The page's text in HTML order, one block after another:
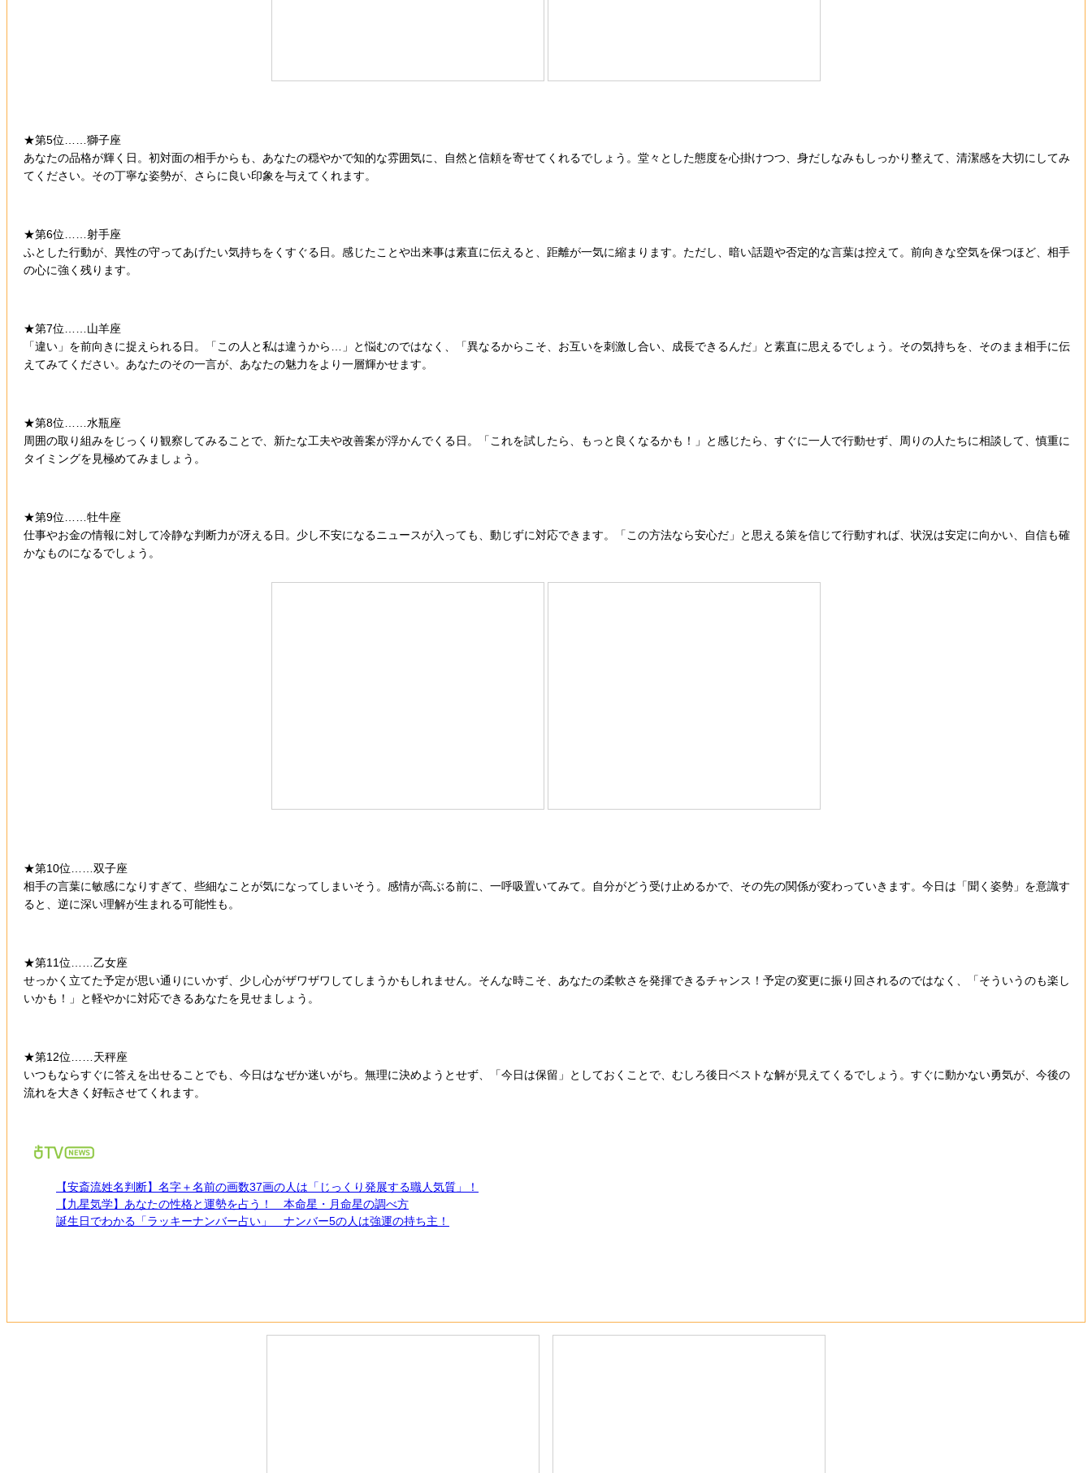
★第5位……獅子座
あなたの品格が輝く日。初対面の相手からも、あなたの穏やかで知的な雰囲気に、自然と信頼を寄せてくれるでしょう。堂々とした態度を心掛けつつ、身だしなみもしっかり整えて、清潔感を大切にしてみ
てください。その丁寧な姿勢が、さらに良い印象を与えてくれます。
★第6位……射手座
ふとした行動が、異性の守ってあげたい気持ちをくすぐる日。感じたことや出来事は素直に伝えると、距離が一気に縮まります。ただし、暗い話題や否定的な言葉は控えて。前向きな空気を保つほど、相手
の心に強く残ります。
★第7位……山羊座
「違い」を前向きに捉えられる日。「この人と私は違うから…」と悩むのではなく、「異なるからこそ、お互いを刺激し合い、成長できるんだ」と素直に思えるでしょう。その気持ちを、そのまま相手に伝
えてみてください。あなたのその一言が、あなたの魅力をより一層輝かせます。
★第8位……水瓶座
周囲の取り組みをじっくり観察してみることで、新たな工夫や改善案が浮かんでくる日。「これを試したら、もっと良くなるかも！」と感じたら、すぐに一人で行動せず、周りの人たちに相談して、慎重に
タイミングを見極めてみましょう。
★第9位……牡牛座
仕事やお金の情報に対して冷静な判断力が冴える日。少し不安になるニュースが入っても、動じずに対応できます。「この方法なら安心だ」と思える策を信じて行動すれば、状況は安定に向かい、自信も確
かなものになるでしょう。
★第10位……双子座
相手の言葉に敏感になりすぎて、些細なことが気になってしまいそう。感情が高ぶる前に、一呼吸置いてみて。自分がどう受け止めるかで、その先の関係が変わっていきます。今日は「聞く姿勢」を意識す
ると、逆に深い理解が生まれる可能性も。
★第11位……乙女座
せっかく立てた予定が思い通りにいかず、少し心がザワザワしてしまうかもしれません。そんな時こそ、あなたの柔軟さを発揮できるチャンス！予定の変更に振り回されるのではなく、「そういうのも楽し
いかも！」と軽やかに対応できるあなたを見せましょう。
★第12位……天秤座
いつもならすぐに答えを出せることでも、今日はなぜか迷いがち。無理に決めようとせず、「今日は保留」としておくことで、むしろ後日ベストな解が見えてくるでしょう。すぐに動かない勇気が、今後の
流れを大きく好転させてくれます。
【安斎流姓名判断】名字＋名前の画数37画の人は「じっくり発展する職人気質」！
【九星気学】あなたの性格と運勢を占う！ 本命星・月命星の調べ方
誕生日でわかる「ラッキーナンバー占い」 ナンバー5の人は強運の持ち主！